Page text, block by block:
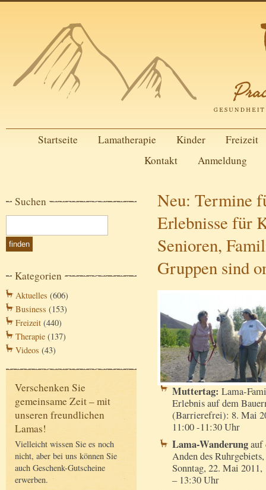
Startseite Lamatherapie Kinder
Freizeit
Kontakt
Anmeldung
Suchen
Kategorien
Aktuelles (606)
Business (153)
Freizeit (440)
Therapie (137)
Videos (43)
Verschenken Sie
gemeinsame Zeit – mit
unseren freundlichen
Lamas!
Vielleicht wissen Sie es noch
nicht, aber bei uns können Sie
auch Geschenk-Gutscheine
erwerben.
Neu: Termine
Erlebnisse für
Senioren,
Gruppen sind
Muttertag: Lama-
Erlebnis auf dem
(Barrierefrei): 8. Mai
11:00 -11:30 Uhr
Lama-Wanderungauf
Anden des Ruhrgebiets,
Sonntag, 22. Mai 2011,
– 13:30 Uhr